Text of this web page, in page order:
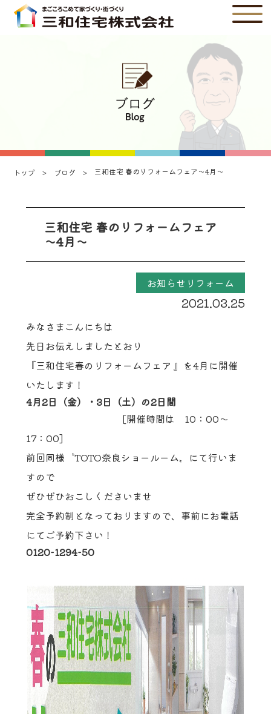
トップ ブログ 三和住宅 春のリフォームフェア～4月～
三和住宅 春のリフォームフェア
～4月～
お知らせリフォーム
2021.03.25
みなさまこんにちは
先日お伝えしましたとおり
『三和住宅春のリフォームフェア 』を4月に開催
いたします！
4月2日（金）・3日（土）の2日間
[開催時間は 10：00～
17：00]
前回同様〝TOTO奈良ショールーム〟にて行いま
すので
ぜひぜひおこしくださいませ
完全予約制となっておりますので、事前にお電話
にてご予約下さい！
0120-1294-50